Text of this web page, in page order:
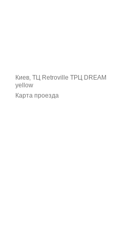
Киев, ТЦ Retroville ТРЦ DREAM
yellow
Карта проезда